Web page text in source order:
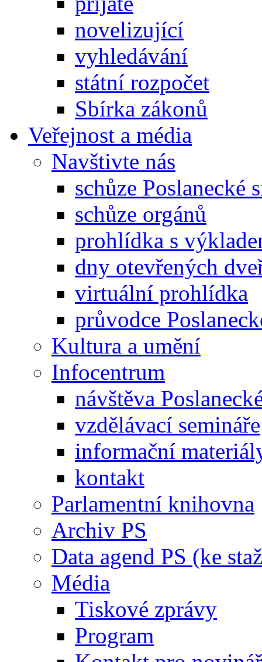
novelizující
vyhledávání
státní rozpočet
Sbírka zákonů
Veřejnost a média
Navštivte nás
schůze Poslanecké
schůze orgánů
prohlídka s
dny otevřených
virtuální prohlídka
průvodce
Kultura a umění
Infocentrum
návštěva
vzdělávací semináře
informační
kontakt
Parlamentní knihovna
Archiv PS
Data agend PS (ke
Média
Tiskové zprávy
Program